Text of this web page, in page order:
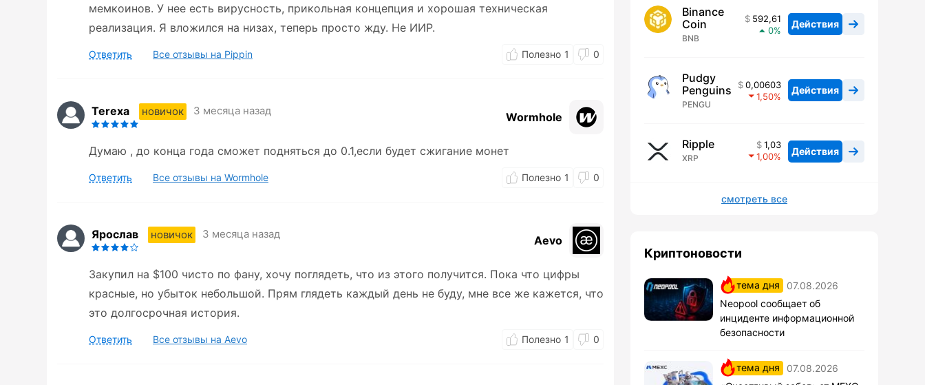
мемкоинов. У нее есть вирусность, прикольная концепция и хорошая техническая
реализация. Я вложился на низах, теперь просто жду. Не ИИР.
Ответить Все отзывы на Pippin 1 0
Terexa новичок 3 месяца назад Wormhole
Думаю , до конца года сможет подняться до 0.1,если будет сжигание монет
Ответить Все отзывы на Wormhole 1 0
Ярослав новичок 3 месяца назад Aevo
Закупил на $100 чисто по фану, хочу поглядеть, что из этого получится. Пока что цифры
красные, но убыток небольшой. Прям глядеть каждый день не буду, мне все же кажется, что
это долгосрочная история.
Ответить Все отзывы на Aevo 1 0
Binance
Coin
BNB
592,61
0
Действия
Pudgy
Penguins
PENGU
0,00603
1,50
Действия
Ripple
XRP
1,03
1,00
Действия
смотреть все
Криптоновости
тема дня
07.08.2026
Neopool сообщает об
инциденте информационной
безопасности
тема дня
07.08.2026